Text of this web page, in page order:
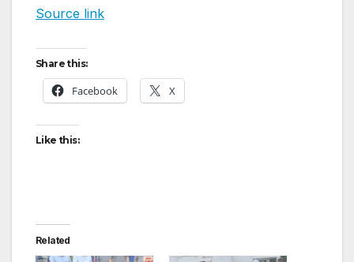
Source link
Share this:
Facebook X
Like this:
Related